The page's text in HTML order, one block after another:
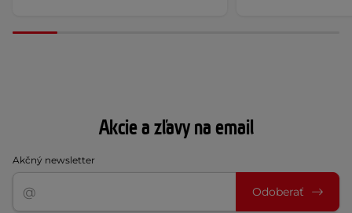
Akcie a zľavy na email
Akčný newsletter
Odoberať